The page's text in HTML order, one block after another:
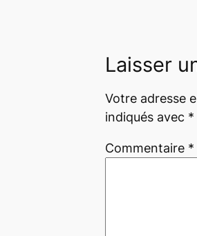
Laisser
Votre adresse
indiqués avec *
Commentaire *